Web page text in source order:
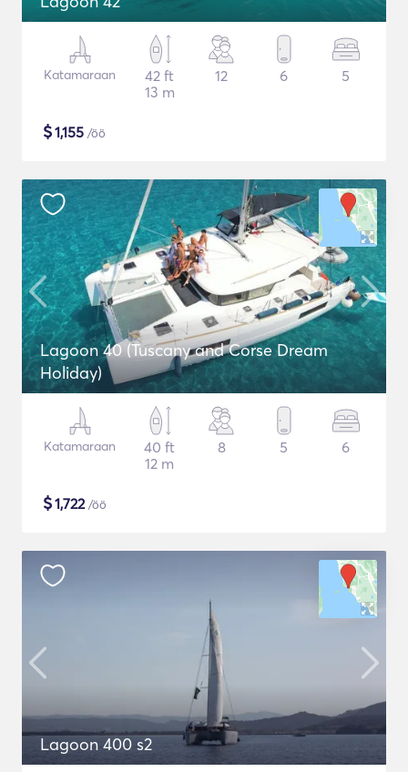
Katamaraan
42 ft
13 m
12 6 5
$1,155 /öö
Lagoon 40 (Tuscany and Corse Dream
Holiday)
Katamaraan
40 ft
12 m
8 5 6
$1,722/öö
Lagoon 400 s2